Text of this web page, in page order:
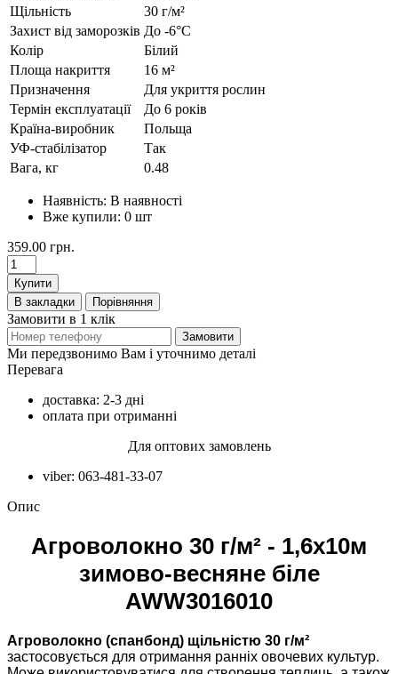
Щільність
30 г/м²
Захист від заморозків До -6°С
Колір
Білий
Площа накриття
16 м²
Призначення
Для укриття рослин
Термін експлуатації
До 6 років
Країна-виробник
Польща
УФ-стабілізатор
Так
Вага, кг
0.48
Наявність: В наявності
Вже купили: 0 шт
359.00 грн.
Купити
В закладки
Порівняння
Замовити в 1 клік
Замовити
Ми передзвонимо Вам і уточнимо деталі
Перевага
доставка: 2-3 дні
оплата при отриманні
Для оптових замовлень
viber: 063-481-33-07
Опис
Агроволокно 30 г/м² - 1,6х10м
зимово-весняне біле
AWW3016010
Агроволокно (спанбонд) щільністю 30 г/м²
застосовується для отримання ранніх овочевих культур.